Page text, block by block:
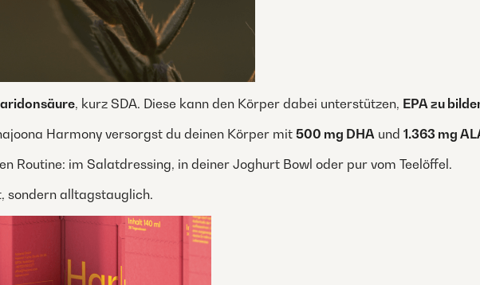
, kurz SDA. Diese kann den Körper dabei unterstützen, EPA zu
Harmony versorgst du deinen Körper mit 500 mg DHA und 1.363 mg
Routine: im Salatdressing, in deiner Joghurt Bowl oder pur vom Teelöffel.
sondern alltagstauglich.